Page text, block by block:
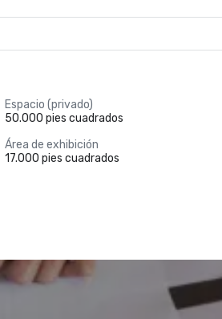
Espacio (privado)
50.000 pies cuadrados
Área de exhibición
17.000 pies cuadrados